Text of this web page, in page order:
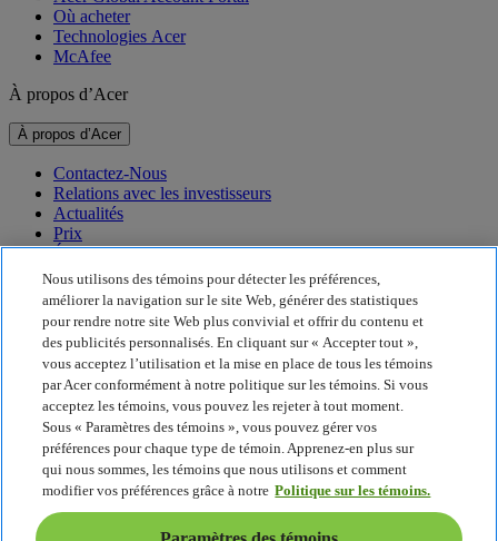
Où acheter
Technologies Acer
McAfee
À propos d’Acer
À propos d’Acer
Contactez-Nous
Relations avec les investisseurs
Actualités
Prix
Événements
Durabilité
Durabilité
Responsabilité sociale de l’entreprise
Empreinte carbone des produits
Project Humanity
Earthion
Politique de confidentialité
Politique sur les témoins
Avis juridique
Information juridique supplémentaire
Nous utilisons des témoins pour détecter les préférences,
améliorer la navigation sur le site Web, générer des statistiques
pour rendre notre site Web plus convivial et offrir du contenu et
des publicités personnalisés. En cliquant sur « Accepter tout »,
vous acceptez l’utilisation et la mise en place de tous les témoins
par Acer conformément à notre politique sur les témoins. Si vous
acceptez les témoins, vous pouvez les rejeter à tout moment.
Sous « Paramètres des témoins », vous pouvez gérer vos
préférences pour chaque type de témoin. Apprenez-en plus sur
qui nous sommes, les témoins que nous utilisons et comment
modifier vos préférences grâce à notre Politique sur les témoins.